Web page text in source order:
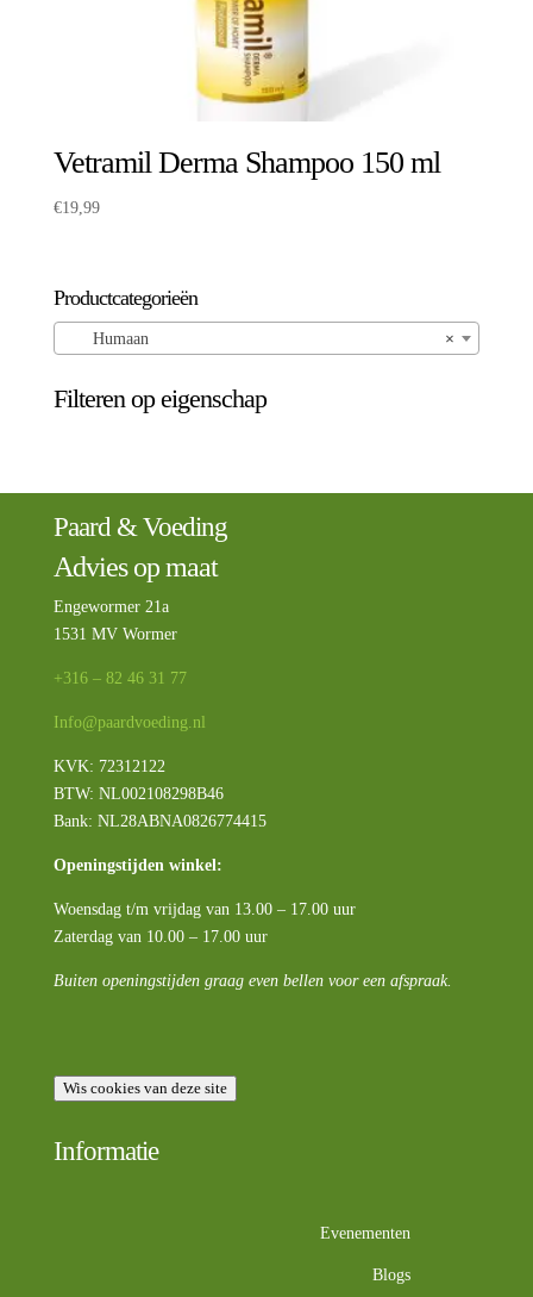
Vetramil Derma Shampoo 150 ml
€19,99
Productcategorieën
×
Humaan
Filteren op eigenschap
Paard & Voeding
Advies op maat
Engewormer 21a
1531 MV Wormer
+316 – 82 46 31 77
Info@paardvoeding.nl
KVK: 72312122
BTW: NL002108298B46
Bank: NL28ABNA0826774415
Openingstijden winkel:
Woensdag t/m vrijdag van 13.00 – 17.00 uur
Zaterdag van 10.00 – 17.00 uur
Buiten openingstijden graag even bellen voor een afspraak.
Wis cookies van deze site
Informatie
Evenementen
Blogs